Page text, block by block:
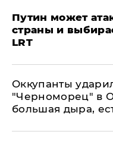
Путин может
страны и
LRT
Оккупанты
"Черноморец" в
большая дыра,